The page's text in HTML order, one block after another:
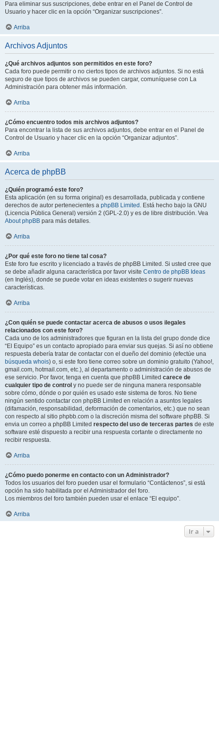
Para eliminar sus suscripciones, debe entrar en el Panel de Control de
Usuario y hacer clic en la opción “Organizar suscripciones”.
Arriba
Archivos Adjuntos
¿Qué archivos adjuntos son permitidos en este foro?
Cada foro puede permitir o no ciertos tipos de archivos adjuntos. Si no está
seguro de que tipos de archivos se pueden cargar, comuníquese con La
Administración para obtener más información.
Arriba
¿Cómo encuentro todos mis archivos adjuntos?
Para encontrar la lista de sus archivos adjuntos, debe entrar en el Panel de
Control de Usuario y hacer clic en la opción “Organizar adjuntos”.
Arriba
Acerca de phpBB
¿Quién programó este foro?
Esta aplicación (en su forma original) es desarrollada, publicada y contiene
derechos de autor pertenecientes a phpBB Limited . Está hecho bajo la GNU
(Licencia Pública General) versión 2 (GPL-2.0) y es de libre distribución. Vea
About phpBB para más detalles.
Arriba
¿Por qué este foro no tiene tal cosa?
Este foro fue escrito y licenciado a través de phpBB Limited. Si usted cree que
se debe añadir alguna característica por favor visite Centro de phpBB Ideas
(en Inglés), donde se puede votar en ideas existentes o sugerir nuevas
características.
Arriba
¿Con quién se puede contactar acerca de abusos o usos ilegales
relacionados con este foro?
Cada uno de los administradores que figuran en la lista del grupo donde dice
“El Equipo” es un contacto apropiado para enviar sus quejas. Si así no obtiene
respuesta debería tratar de contactar con el dueño del dominio (efectúe una
búsqueda whois) o, si este foro tiene correo sobre un dominio gratuito (Yahoo!,
gmail.com, hotmail.com, etc.), al departamento o administración de abusos de
ese servicio. Por favor, tenga en cuenta que phpBB Limited carece de
cualquier tipo de control y no puede ser de ninguna manera responsable
sobre cómo, dónde o por quién es usado este sistema de foros. No tiene
ningún sentido contactar con phpBB Limited en relación a asuntos legales
(difamación, responsabilidad, deformación de comentarios, etc.) que no sean
con respecto al sitio phpbb.com o la discreción misma del software phpBB. Si
envia un correo a phpBB Limited respecto del uso de terceras partes de este
software esté dispuesto a recibir una respuesta cortante o directamente no
recibir respuesta.
Arriba
¿Cómo puedo ponerme en contacto con un Administrador?
Todos los usuarios del foro pueden usar el formulario “Contáctenos”, si está
opción ha sido habilitada por el Administrador del foro.
Los miembros del foro también pueden usar el enlace “El equipo”.
Arriba
Ir a